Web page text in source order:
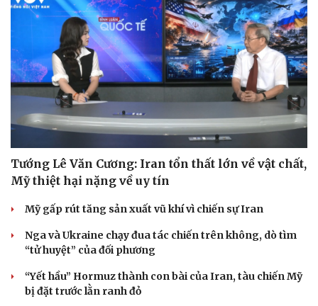
Tướng Lê Văn Cương: Iran tổn thất lớn về vật chất,
Mỹ thiệt hại nặng về uy tín
Mỹ gấp rút tăng sản xuất vũ khí vì chiến sự Iran
Nga và Ukraine chạy đua tác chiến trên không, dò tìm
“tử huyệt” của đối phương
“Yết hầu” Hormuz thành con bài của Iran, tàu chiến Mỹ
bị đặt trước lằn ranh đỏ